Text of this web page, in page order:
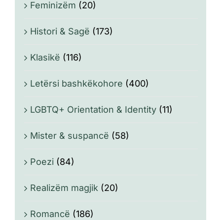
Feminizëm (20)
Histori & Sagë (173)
Klasikë (116)
Letërsi bashkëkohore (400)
LGBTQ+ Orientation & Identity (11)
Mister & suspancë (58)
Poezi (84)
Realizëm magjik (20)
Romancë (186)